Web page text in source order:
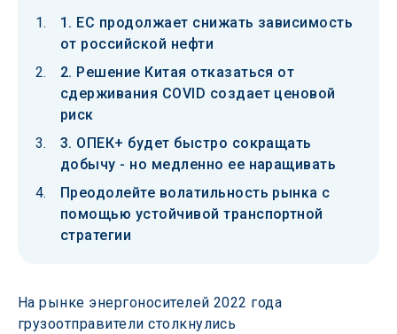
1. ЕС продолжает снижать зависимость
от российской нефти
2. Решение Китая отказаться от
сдерживания COVID создает ценовой
риск
3. ОПЕК+ будет быстро сокращать
добычу - но медленно ее наращивать
Преодолейте волатильность рынка с
помощью устойчивой транспортной
стратегии
На рынке энергоносителей 2022 года
грузоотправители столкнулись